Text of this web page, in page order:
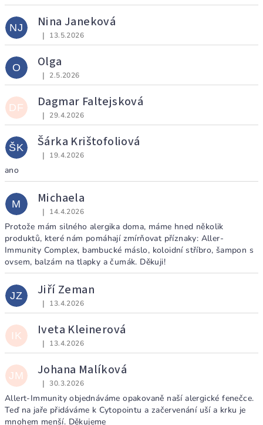
NJ Nina Janeková
Hodnocení obchodu je 5 z 5 hvězdiček.
| 13.5.2026
O Olga
Hodnocení obchodu je 5 z 5 hvězdiček.
| 2.5.2026
DF Dagmar Faltejsková
Hodnocení obchodu je 5 z 5 hvězdiček.
| 29.4.2026
ŠK Šárka Krištofoliová
Hodnocení obchodu je 5 z 5 hvězdiček.
| 19.4.2026
ano
M Michaela
Hodnocení obchodu je 5 z 5 hvězdiček.
| 14.4.2026
Protože mám silného alergika doma, máme hned několik
produktů, které nám pomáhají zmírňovat příznaky: Aller-
Immunity Complex, bambucké máslo, koloidní stříbro, šampon s
ovsem, balzám na tlapky a čumák. Děkuji!
JZ Jiří Zeman
Hodnocení obchodu je 5 z 5 hvězdiček.
| 13.4.2026
IK Iveta Kleinerová
Hodnocení obchodu je 5 z 5 hvězdiček.
| 13.4.2026
JM Johana Malíková
Hodnocení obchodu je 5 z 5 hvězdiček.
| 30.3.2026
Allert-Immunity objednáváme opakovaně naší alergické fenečce.
Teď na jaře přidáváme k Cytopointu a začervenání uší a krku je
mnohem menší. Děkujeme